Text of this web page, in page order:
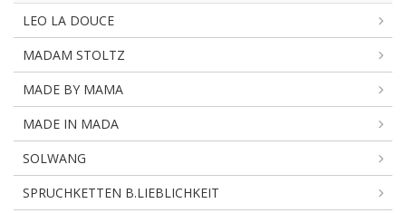
LEO LA DOUCE
MADAM STOLTZ
MADE BY MAMA
MADE IN MADA
SOLWANG
SPRUCHKETTEN B.LIEBLICHKEIT